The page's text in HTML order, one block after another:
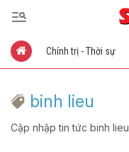
Chính trị - Thời sự
binh lieu
Cập nhập tin tức binh lieu